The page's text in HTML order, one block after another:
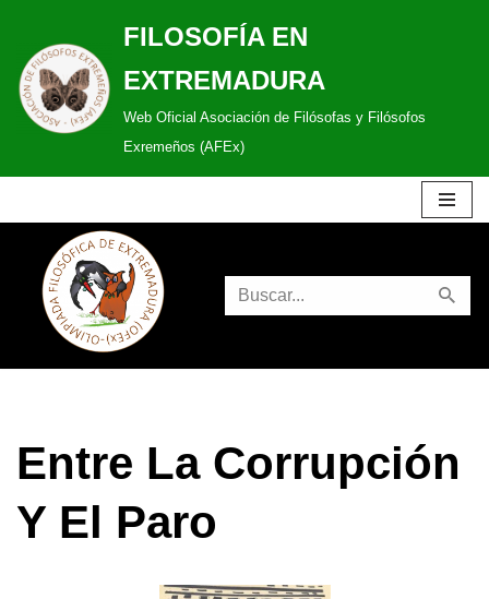
Saltar
al
contenido
FILOSOFÍA EN
EXTREMADURA
Web Oficial Asociación de Filósofas y Filósofos
Exremeños (AFEx)
Entre La Corrupción
Y El Paro